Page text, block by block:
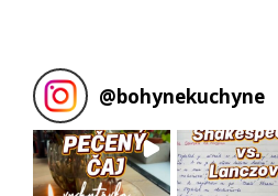
@bohynekuchyne